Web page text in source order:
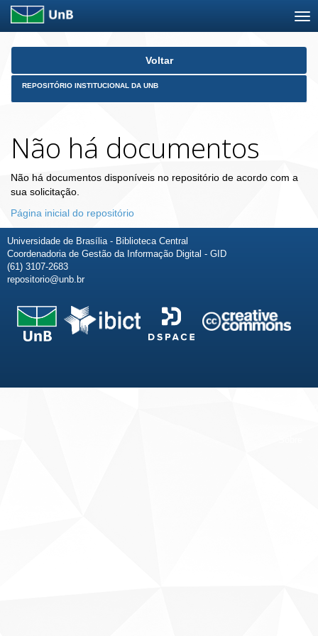
Skip
Voltar
REPOSITÓRIO INSTITUCIONAL DA UNB
Não há documentos
Não há documentos disponíveis no repositório de acordo com a
sua solicitação.
Página inicial do repositório
Universidade de Brasília - Biblioteca Central
Coordenadoria de Gestão da Informação Digital - GID
(61) 3107-2683
repositorio@unb.br